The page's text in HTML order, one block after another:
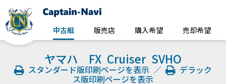
中古艇 販売店 購入希望 売却希望
ヤマハ FX Cruiser SVHO
スタンダード版印刷ページを表示 ／
デラック
ス版印刷ページを表示